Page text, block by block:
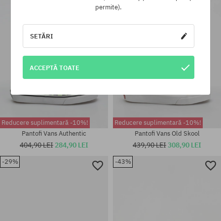
Mărimi existente:
Mărimi existente:
Reducere suplimentară -10%!
Pantofi Vans Authentic
404,90 LEI 284,90 LEI
Reducere suplimentară -10%!
Pantofi Vans Old Skool
439,90 LEI308,90 LEI
-29% -43%
permite).
SETĂRI
ACCEPTĂ TOATE